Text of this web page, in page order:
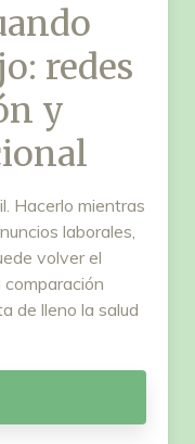
redes
y
Hacerlo mientras
laborales,
volver el
de lleno la salud